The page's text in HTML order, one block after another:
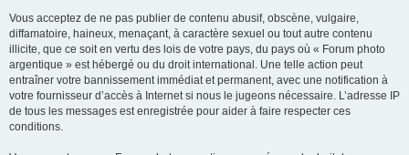
Vous acceptez de ne pas publier de contenu abusif, obscène, vulgaire,
diffamatoire, haineux, menaçant, à caractère sexuel ou tout autre contenu
illicite, que ce soit en vertu des lois de votre pays, du pays où « Forum photo
argentique » est hébergé ou du droit international. Une telle action peut
entraîner votre bannissement immédiat et permanent, avec une notification à
votre fournisseur d’accès à Internet si nous le jugeons nécessaire. L’adresse IP
de tous les messages est enregistrée pour aider à faire respecter ces
conditions.